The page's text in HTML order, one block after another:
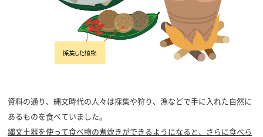
資料の通り、縄文時代の人々は採集や狩り、漁などで手に入れた自然に
あるものを食べていました。
縄文土器を使って食べ物の煮炊きができるようになると、さらに食べら